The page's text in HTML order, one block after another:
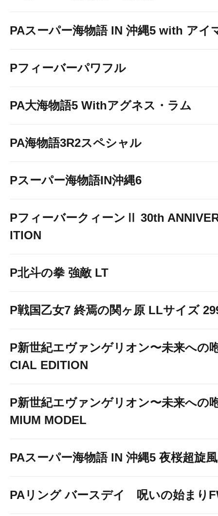
PAスーパー海物語 IN 沖縄5 with アイ
Pフィーバーパワフル
PA大海物語5 Withアグネス・ラム
PA海物語3R2スペシャル
Pスーパー海物語IN沖縄6
PフィーバークィーンⅡ 30th
ITION
P北斗の拳 強敵 LT
P戦国乙女7 終焉の関ヶ原 LLサイズ
P新世紀エヴァンゲリオン〜未来への
CIAL EDITION
P新世紀エヴァンゲリオン〜未来への
MIUM MODEL
PAスーパー海物語 IN 沖縄5 夜桜超旋
PAリング バースデイ 呪いの始まり